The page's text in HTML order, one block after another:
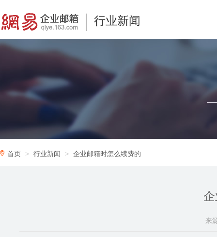
行业新闻
首页 行业新闻 企业邮箱时怎么续费的
来